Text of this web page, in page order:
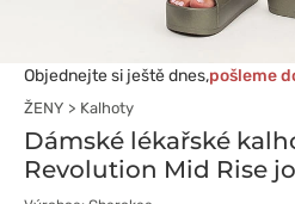
Objednejte si ještě dnes,pošleme
ŽENY Kalhoty
Dámské lékařské
Revolution Mid Rise